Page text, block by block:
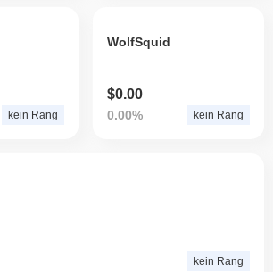
kein Rang
WolfSquid
$0.00
0.00% kein Rang
kein Rang